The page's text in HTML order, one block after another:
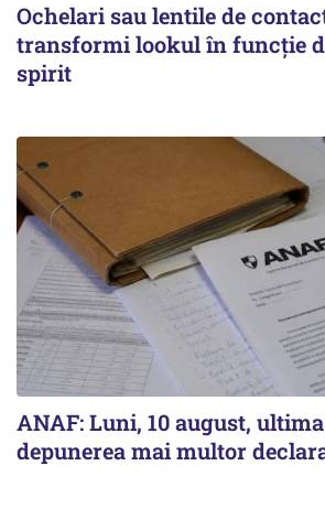
Ochelari sau lentile de
transformi lookul în funcție
spirit
ANAF: Luni, 10 august,
depunerea mai multor